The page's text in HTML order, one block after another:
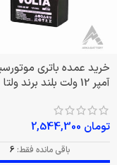
آمپر 12 ولت بلند برند ولتا
تومان
باقی مانده فقط: 6